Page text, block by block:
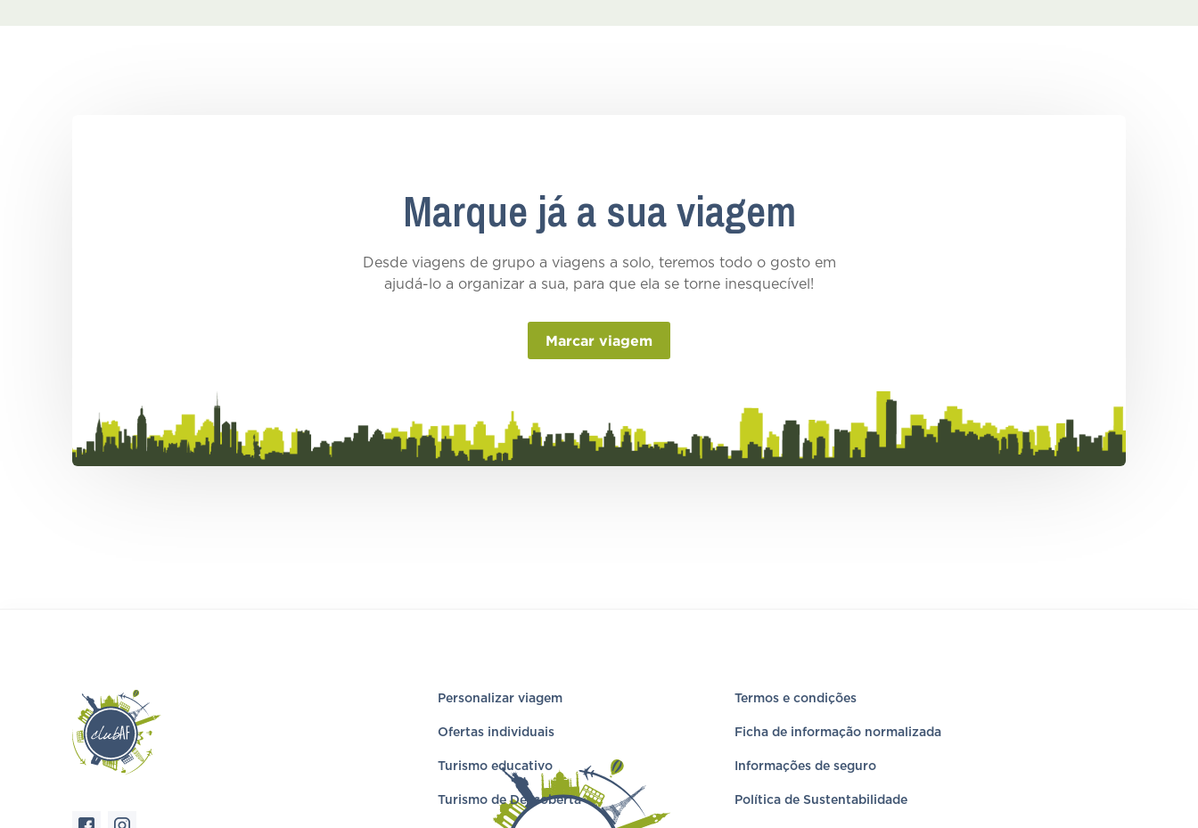
Marque já a sua viagem
Desde viagens de grupo a viagens a solo, teremos todo o gosto em
ajudá-lo a organizar a sua, para que ela se torne inesquecível!
Marcar viagem
Personalizar viagem
Ofertas individuais
Turismo educativo
Turismo de Descoberta
Termos e condições
Ficha de informação normalizada
Informações de seguro
Política de Sustentabilidade